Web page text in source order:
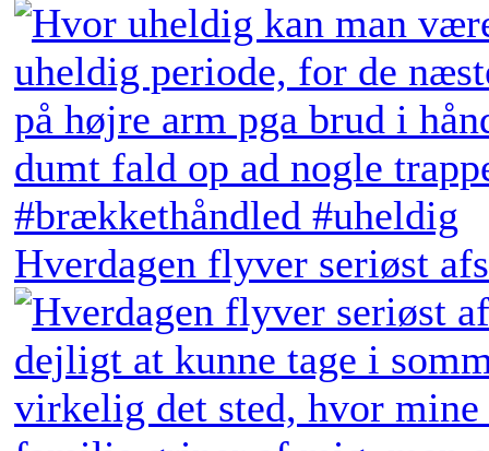
Hverdagen flyver seriøst